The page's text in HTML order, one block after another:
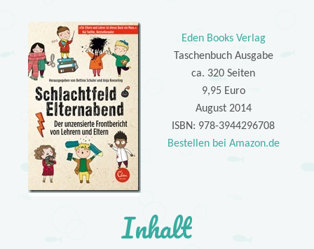
Eden Books Verlag
Taschenbuch Ausgabe
ca. 320 Seiten
9,95 Euro
August 2014
ISBN: 978-3944296708
Bestellen bei Amazon.de
Inhalt